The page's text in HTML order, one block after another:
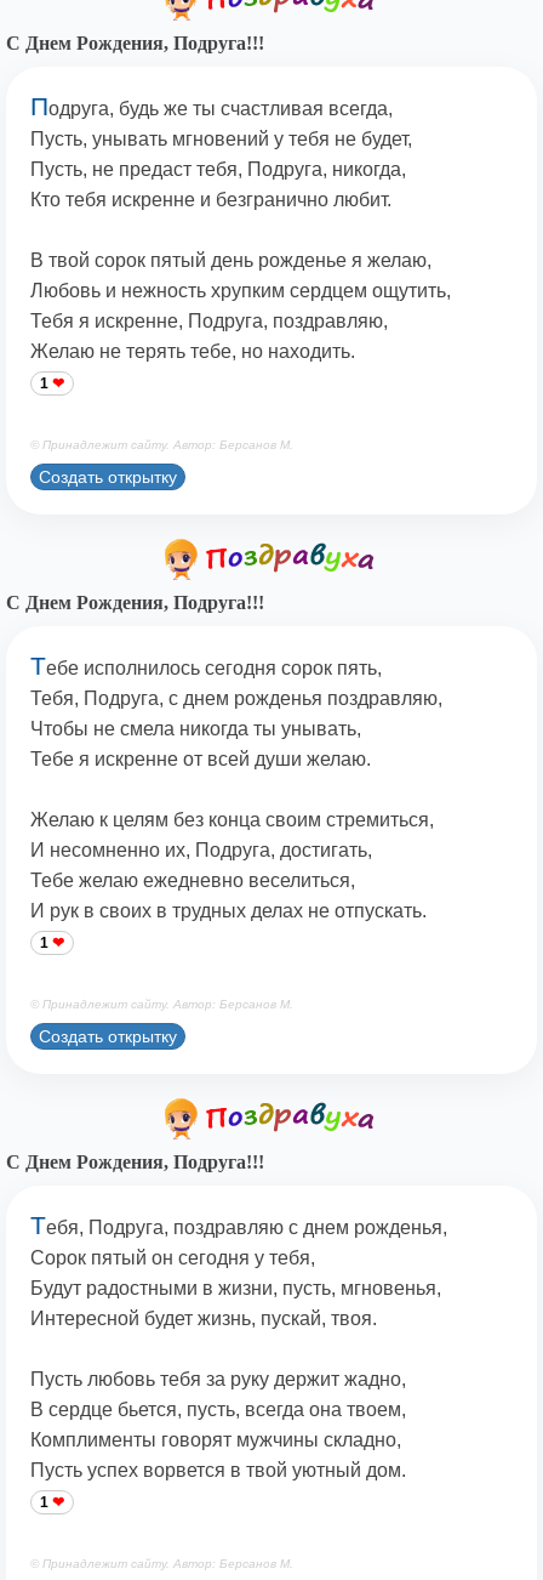
С Днем Рождения, Подруга!!!
Подруга, будь же ты счастливая всегда,
Пусть, унывать мгновений у тебя не будет,
Пусть, не предаст тебя, Подруга, никогда,
Кто тебя искренне и безгранично любит.
В твой сорок пятый день рожденье я желаю,
Любовь и нежность хрупким сердцем ощутить,
Тебя я искренне, Подруга, поздравляю,
Желаю не терять тебе, но находить.
1
© Принадлежит сайту. Автор: Берсанов М.
Создать открытку
С Днем Рождения, Подруга!!!
Тебе исполнилось сегодня сорок пять,
Тебя, Подруга, с днем рожденья поздравляю,
Чтобы не смела никогда ты унывать,
Тебе я искренне от всей души желаю.
Желаю к целям без конца своим стремиться,
И несомненно их, Подруга, достигать,
Тебе желаю ежедневно веселиться,
И рук в своих в трудных делах не отпускать.
1
© Принадлежит сайту. Автор: Берсанов М.
Создать открытку
С Днем Рождения, Подруга!!!
Тебя, Подруга, поздравляю с днем рожденья,
Сорок пятый он сегодня у тебя,
Будут радостными в жизни, пусть, мгновенья,
Интересной будет жизнь, пускай, твоя.
Пусть любовь тебя за руку держит жадно,
В сердце бьется, пусть, всегда она твоем,
Комплименты говорят мужчины складно,
Пусть успех ворвется в твой уютный дом.
1
© Принадлежит сайту. Автор: Берсанов М.